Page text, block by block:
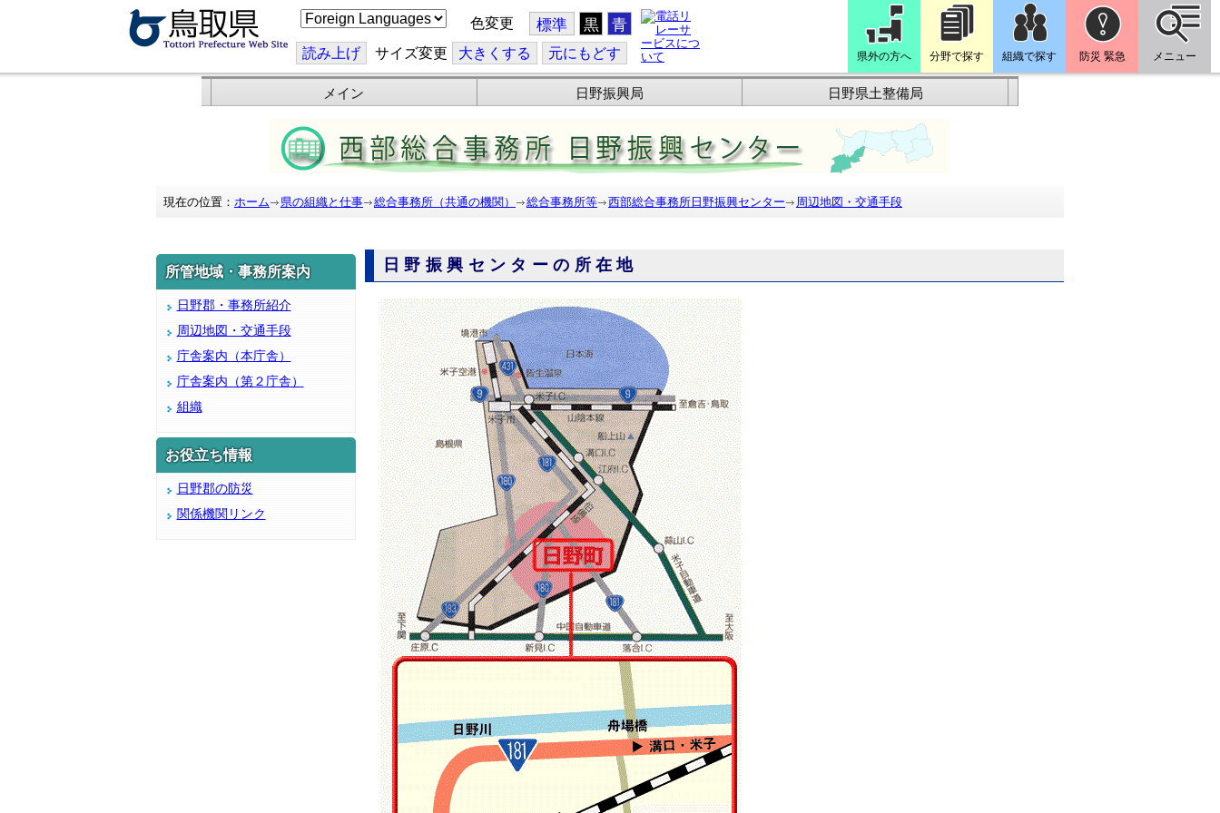
こ
の
ジ
を
訳
る
色変更 標準 黒 青
読み上げ サイズ変更 大きくする 元にもどす 県外の方へ 分野で探す 組織で探す 防災 緊急 メニュー
メイン 日野振興局 日野県土整備局
現在の位置： ホーム 県の組織と仕事 総合事務所（共通の機関） 総合事務所等 西部総合事務所日野振興センター 周辺地図・交通手段
所管地域・事務所案内
日野郡・事務所紹介
周辺地図・交通手段
庁舎案内（本庁舎）
庁舎案内（第２庁舎）
組織
お役立ち情報
日野郡の防災
関係機関リンク
日野振興センターの所在地